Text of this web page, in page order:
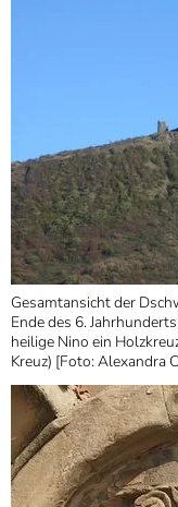
Gesamtansicht der
Ende des 6.
heilige Nino ein
Kreuz) [Foto: Alexandra